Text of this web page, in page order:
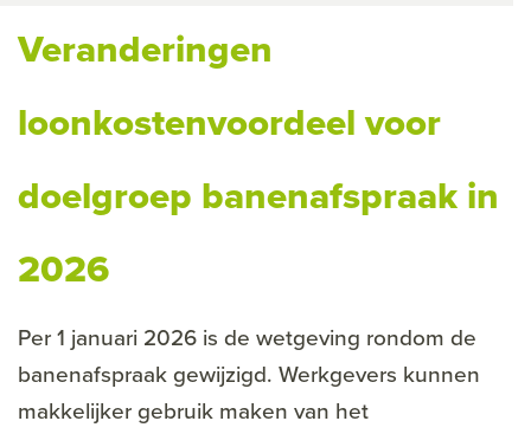
Veranderingen
loonkostenvoordeel voor
doelgroep banenafspraak in
2026
Per 1 januari 2026 is de wetgeving rondom de
banenafspraak gewijzigd. Werkgevers kunnen
makkelijker gebruik maken van het